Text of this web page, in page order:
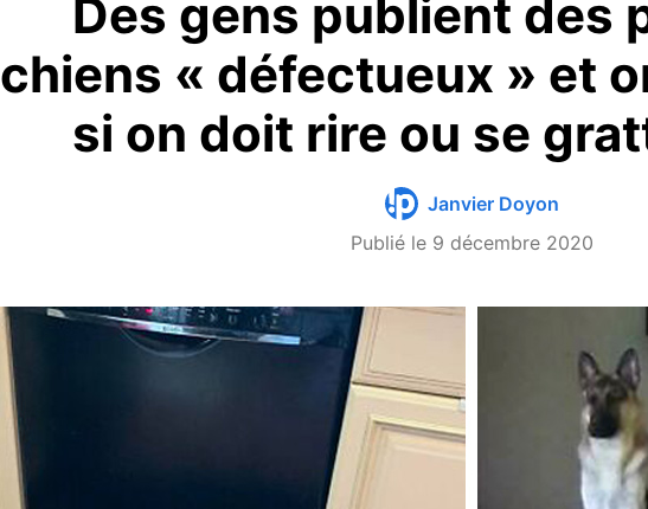
Des gens publient des
chiens « défectueux » et
si on doit rire ou se
Janvier Doyon
Publié le 9 décembre 2020